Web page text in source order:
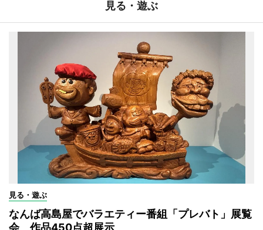
見る・遊ぶ
見る・遊ぶ
なんば高島屋でバラエティー番組「プレバト」展覧
会 作品450点超展示